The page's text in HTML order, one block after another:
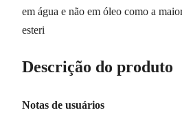
em água e não em óleo como a
esteri
Descrição do produto
Notas de usuários